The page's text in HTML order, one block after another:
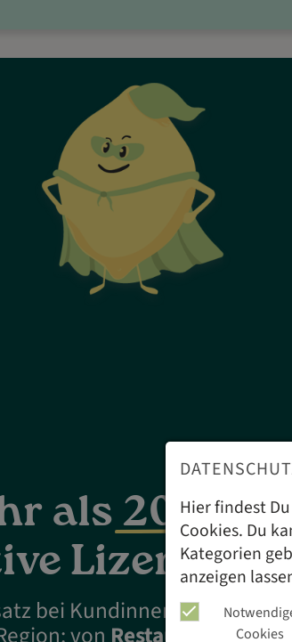
als 20.000
Lizenzen
bei Kundinnen & Kunden in
Hier findest
Cookies. Du
Kategorien
anzeigen
Cookies